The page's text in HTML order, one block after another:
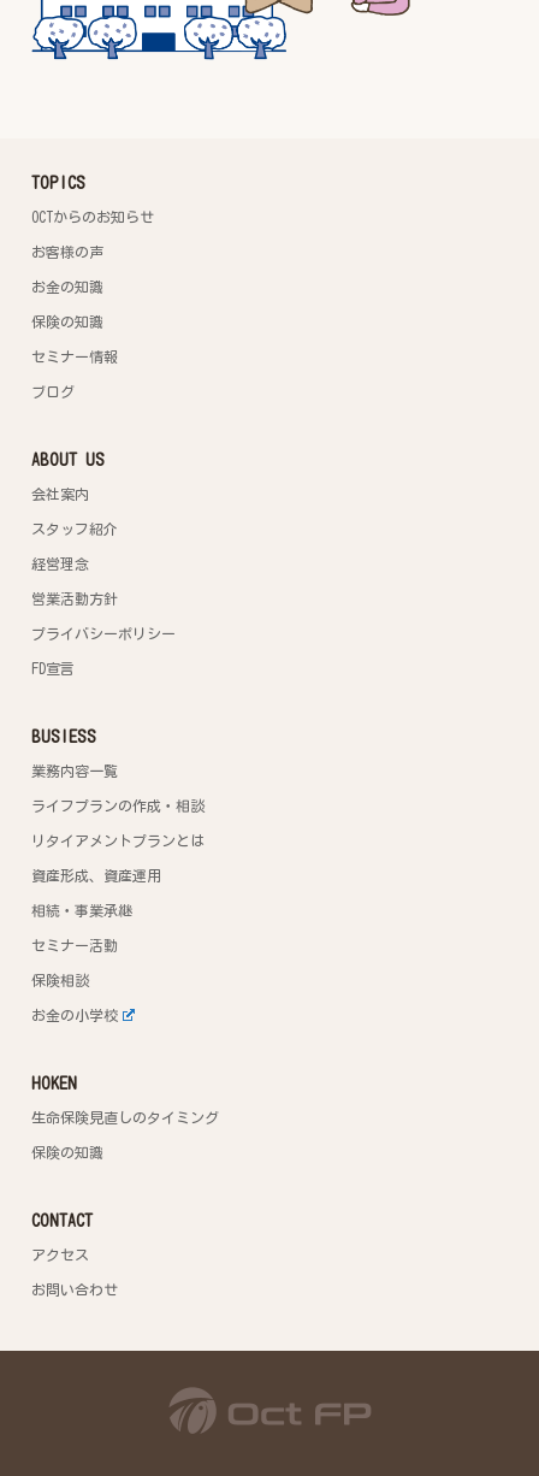
TOPICS
OCTからのお知らせ
お客様の声
お金の知識
保険の知識
セミナー情報
ブログ
ABOUT US
会社案内
スタッフ紹介
経営理念
営業活動方針
プライバシーポリシー
FD宣言
BUSIESS
業務内容一覧
ライフプランの作成・相談
リタイアメントプランとは
資産形成、資産運用
相続・事業承継
セミナー活動
保険相談
お金の小学校
HOKEN
生命保険見直しのタイミング
保険の知識
CONTACT
アクセス
お問い合わせ